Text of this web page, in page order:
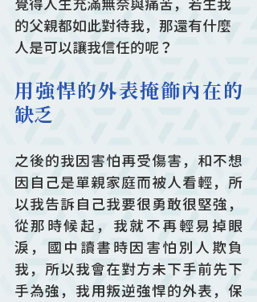
覺得人生充滿無奈與痛苦，若生我
的父親都如此對待我，那還有什麼
人是可以讓我信任的呢？
用強悍的外表掩飾內在的
缺乏
之後的我因害怕再受傷害，和不想
因自己是單親家庭而被人看輕，所
以我告訴自己我要很勇敢很堅強，
從那時候起，我就不再輕易掉眼
淚，國中讀書時因害怕別人欺負
我，所以我會在對方未下手前先下
手為強，我用叛逆強悍的外表，保